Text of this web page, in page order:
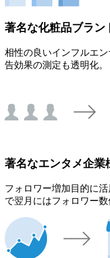
著名な化粧品ブラン
相性の良いインフルエ
告効果の測定も透明化。
著名なエンタメ企業
フォロワー増加目的に
で翌月にはフォロワー数